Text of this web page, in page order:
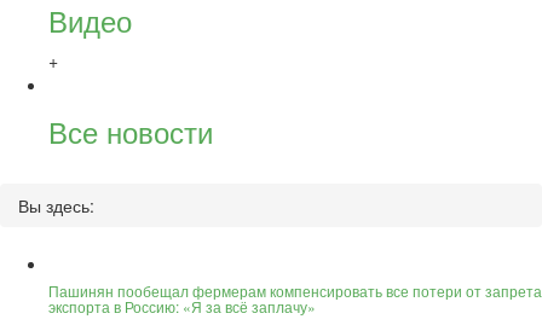
Видео
+
Все новости
Вы здесь:
Пашинян пообещал фермерам компенсировать все потери от запрета
экспорта в Россию: «Я за всё заплачу»